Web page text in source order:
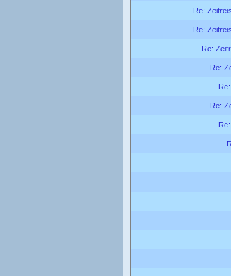
Re:
Re:
Re:
Re:
Re: